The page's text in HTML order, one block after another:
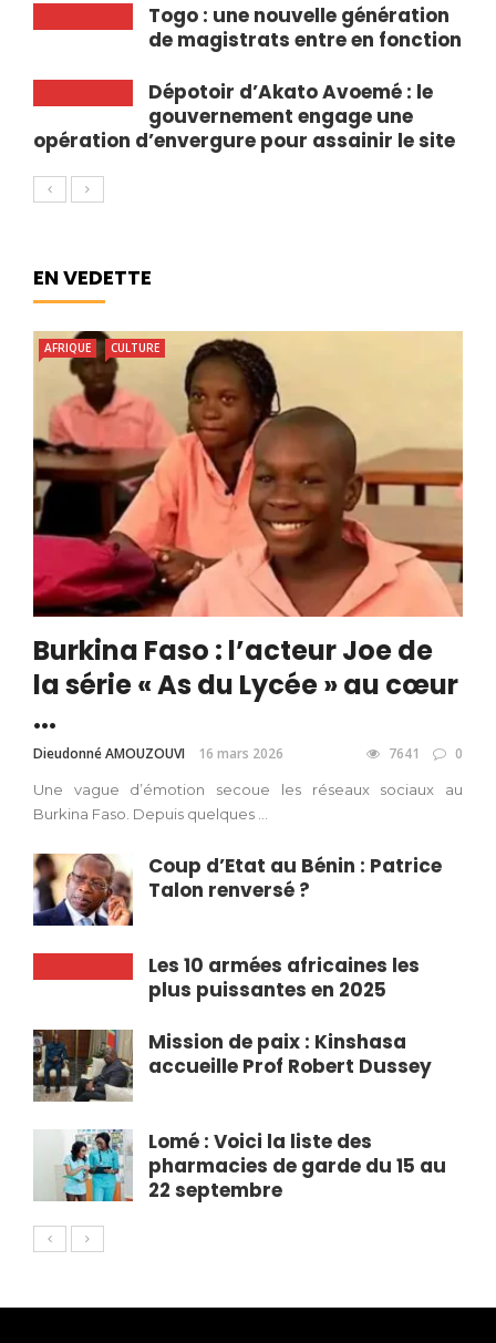
Togo : une nouvelle génération
de magistrats entre en fonction
Dépotoir d’Akato Avoemé : le
gouvernement engage une
opération d’envergure pour assainir le site
EN VEDETTE
AFRIQUE CULTURE
Burkina Faso : l’acteur Joe de
la série « As du Lycée » au cœur
...
Dieudonné AMOUZOUVI 16 mars 2026 7641 0
Une vague d’émotion secoue les réseaux sociaux au
Burkina Faso. Depuis quelques ...
Coup d’Etat au Bénin : Patrice
Talon renversé ?
Les 10 armées africaines les
plus puissantes en 2025
Mission de paix : Kinshasa
accueille Prof Robert Dussey
Lomé : Voici la liste des
pharmacies de garde du 15 au
22 septembre